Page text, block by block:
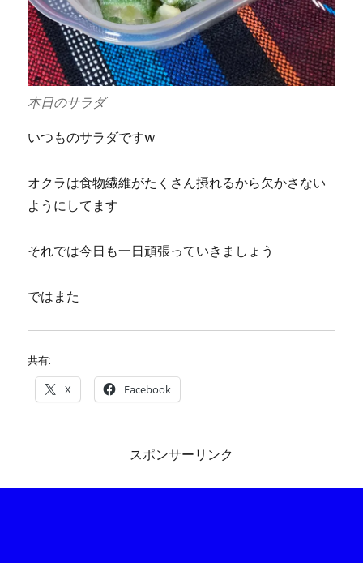
本日のサラダ
いつものサラダですw
オクラは食物繊維がたくさん摂れるから欠かさない
ようにしてます
それでは今日も一日頑張っていきましょう
ではまた
共有:
X Facebook
スポンサーリンク